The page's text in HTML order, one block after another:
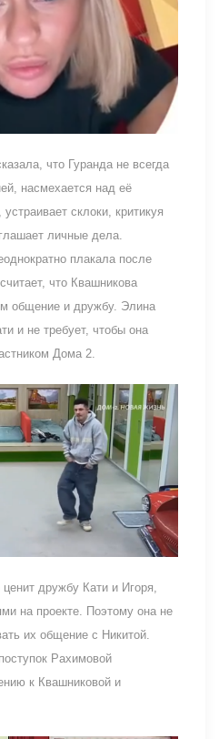
что Гуранда не всегда
насмехается над её
склоки, критикуя
личные дела.
плакала после
что Квашникова
общение и дружбу. Элина
и не требует, чтобы она
Дома 2.
дружбу Кати и Игоря,
на проекте. Поэтому она не
их общение с Никитой.
Рахимовой
к Квашниковой и